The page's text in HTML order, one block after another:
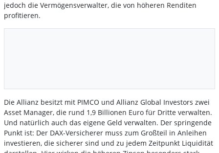
jedoch die Vermögensverwalter, die von höheren Renditen
profitieren.
Die Allianz besitzt mit PIMCO und Allianz Global Investors zwei
Asset Manager, die rund 1,9 Billionen Euro für Dritte verwalten.
Und natürlich auch das eigene Geld verwalten. Der springende
Punkt ist: Der DAX-Versicherer muss zum Großteil in Anleihen
investieren, die sicherer sind und zu jedem Zeitpunkt Liquidität